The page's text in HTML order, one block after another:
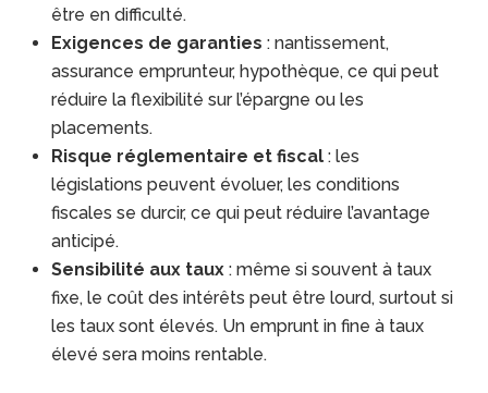
être en difficulté.
Exigences de garanties : nantissement,
assurance emprunteur, hypothèque, ce qui peut
réduire la flexibilité sur l’épargne ou les
placements.
Risque réglementaire et fiscal : les
législations peuvent évoluer, les conditions
fiscales se durcir, ce qui peut réduire l’avantage
anticipé.
Sensibilité aux taux : même si souvent à taux
fixe, le coût des intérêts peut être lourd, surtout si
les taux sont élevés. Un emprunt in fine à taux
élevé sera moins rentable.